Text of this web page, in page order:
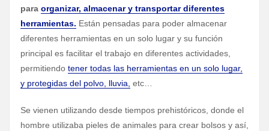
para organizar, almacenar y transportar diferentes
herramientas. Están pensadas para poder almacenar
diferentes herramientas en un solo lugar y su función
principal es facilitar el trabajo en diferentes actividades,
permitiendo tener todas las herramientas en un solo lugar,
y protegidas del polvo, lluvia, etc…
Se vienen utilizando desde tiempos prehistóricos, donde el
hombre utilizaba pieles de animales para crear bolsos y así,